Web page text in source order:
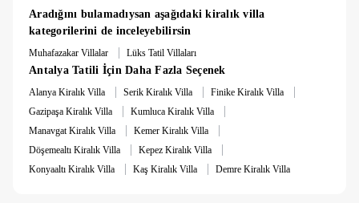
Havuz ve Bahçe
: Doğa manzaralı özel yüzme havuzu, şezlong,
güneş şemsiyesi, bahçe yemek masası, barbekü, bahçe oturma
grubu bulunmaktadır.
Not: 7 gece altında konaklamaya 5.000 TL Temizlik Ücreti
alınmaktadır.
Not
: 7.500 TL Hasar Depozitosu bulunmaktadır. Hasarsızlık
durumunda konaklama sonunda iade edilmektedir.
Yaklaşık Lokasyon Mesafeleri:
Aradığını bulamadıysan aşağıdaki kiralık villa
kategorilerini de inceleyebilirsin
Muhafazakar Villalar | Lüks Tatil Villaları
Antalya Tatili İçin Daha Fazla Seçenek
Alanya Kiralık Villa | Serik Kiralık Villa | Finike Kiralık Villa |
Gazipaşa Kiralık Villa | Kumluca Kiralık Villa |
Manavgat Kiralık Villa | Kemer Kiralık Villa |
Döşemealtı Kiralık Villa | Kepez Kiralık Villa |
Konyaaltı Kiralık Villa | Kaş Kiralık Villa | Demre Kiralık Villa